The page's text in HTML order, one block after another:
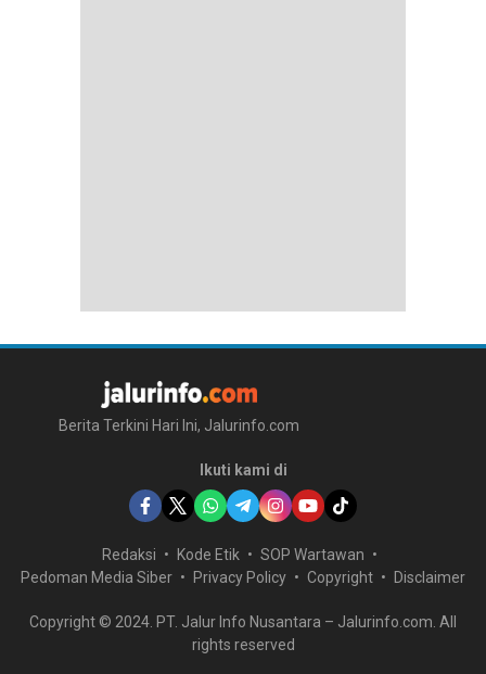
Berita Terkini Hari Ini, Jalurinfo.com
Ikuti kami di
Redaksi Kode Etik
SOP Wartawan
Pedoman Media Siber
Privacy Policy Copyright Disclaimer
Copyright © 2024. PT. Jalur Info Nusantara – Jalurinfo.com. All
rights reserved